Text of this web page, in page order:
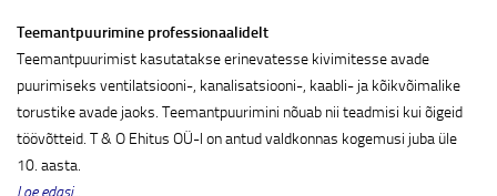
Teemantpuurimine professionaalidelt
Teemantpuurimist kasutatakse erinevatesse kivimitesse avade
puurimiseks ventilatsiooni-, kanalisatsiooni-, kaabli- ja kõikvõimalike
torustike avade jaoks. Teemantpuurimini nõuab nii teadmisi kui õigeid
töövõtteid. T & O Ehitus OÜ-l on antud valdkonnas kogemusi juba üle
10. aasta.
Loe edasi...